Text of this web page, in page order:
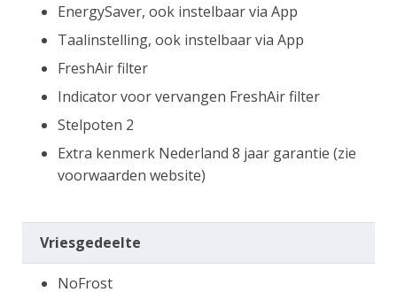
EnergySaver, ook instelbaar via App
Taalinstelling, ook instelbaar via App
FreshAir filter
Indicator voor vervangen FreshAir filter
Stelpoten 2
Extra kenmerk Nederland 8 jaar garantie (zie
voorwaarden website)
Vriesgedeelte
NoFrost